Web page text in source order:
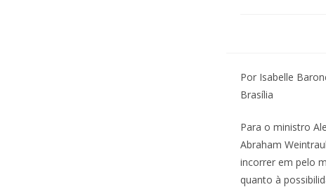
Por Isabelle
Brasília
Para o ministro
Abraham
incorrer em pelo
quanto à